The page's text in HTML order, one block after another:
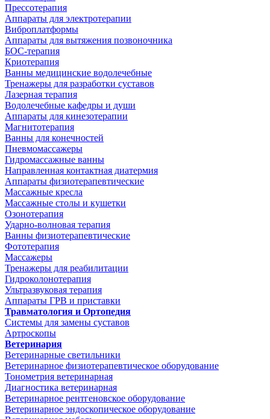
Прессотерапия
Аппараты для электротерапии
Виброплатформы
Аппараты для вытяжения позвоночника
БОС-терапия
Криотерапия
Ванны медицинские водолечебные
Тренажеры для разработки суставов
Лазерная терапия
Водолечебные кафедры и души
Аппараты для кинезотерапии
Магнитотерапия
Ванны для конечностей
Пневмомассажеры
Гидромассажные ванны
Направленная контактная диатермия
Аппараты физиотерапевтические
Массажные кресла
Массажные столы и кушетки
Озонотерапия
Ударно-волновая терапия
Ванны физиотерапевтические
Фототерапия
Массажеры
Тренажеры для реабилитации
Гидроколонотерапия
Ультразвуковая терапия
Аппараты ГРВ и приставки
Травматология и Ортопедия
Системы для замены суставов
Артроскопы
Ветеринария
Ветеринарные светильники
Ветеринарное физиотерапевтическое оборудование
Тонометрия ветеринарная
Диагностика ветеринарная
Ветеринарное рентгеновское оборудование
Ветеринарное эндоскопическое оборудование